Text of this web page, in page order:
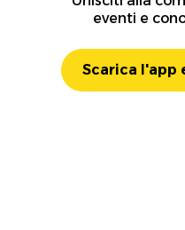
eventi e
Scarica l'app